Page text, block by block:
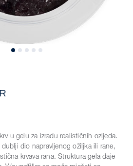
u gelu za izradu realističnih ozljeda.
dio napravljenog ožiljka ili rane,
krvava rana. Struktura gela daje